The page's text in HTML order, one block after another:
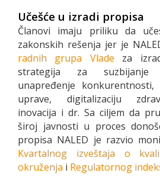
Učešće u izradi propisa
Članovi imaju priliku da
zakonskih rešenja jer je
radnih grupa Vlade za
strategija za suzbijanje
unapređenje
uprave, digitalizaciju
inovacija i dr. Sa ciljem da
široj javnosti u proces
propisa NALED je razvio
Kvartalnog izveštaja o
okruženja i Regulatornog